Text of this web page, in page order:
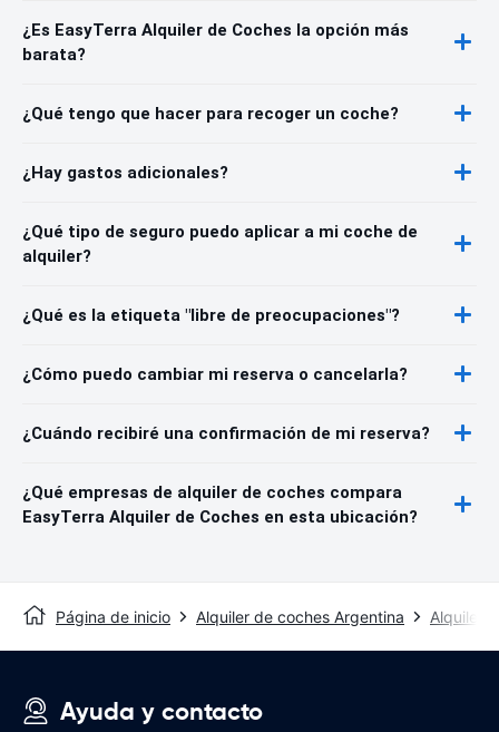
¿Es EasyTerra Alquiler de Coches la opción más
barata?
¿Qué tengo que hacer para recoger un coche?
¿Hay gastos adicionales?
¿Qué tipo de seguro puedo aplicar a mi coche de
alquiler?
¿Qué es la etiqueta "libre de preocupaciones"?
¿Cómo puedo cambiar mi reserva o cancelarla?
¿Cuándo recibiré una confirmación de mi reserva?
¿Qué empresas de alquiler de coches compara
EasyTerra Alquiler de Coches en esta ubicación?
Página de inicio Alquiler de coches Argentina Alquiler
Ayuda y contacto